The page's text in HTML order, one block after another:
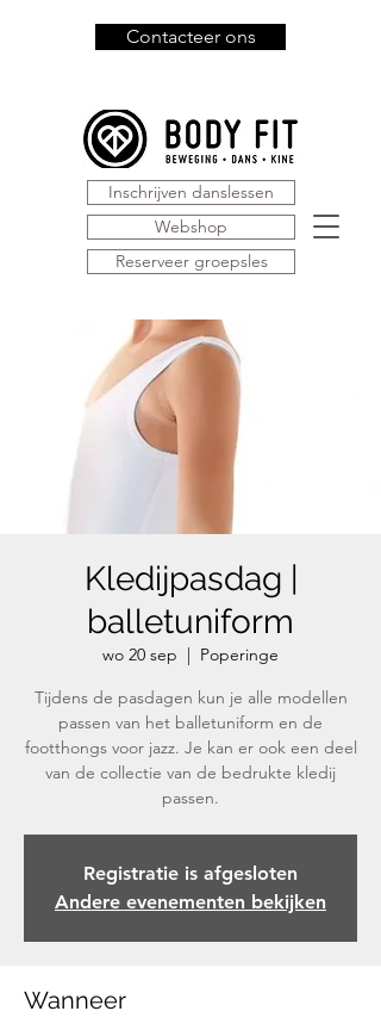
Inschrijven danslessen
Webshop
Reserveer groepsles
Contacteer ons
Kledijpasdag |
balletuniform
wo 20 sep
  |
Poperinge
Tijdens de pasdagen kun je alle modellen
passen van het balletuniform en de
footthongs voor jazz. Je kan er ook een deel
van de collectie van de bedrukte kledij
passen.
Registratie is afgesloten
Andere evenementen bekijken
Wanneer